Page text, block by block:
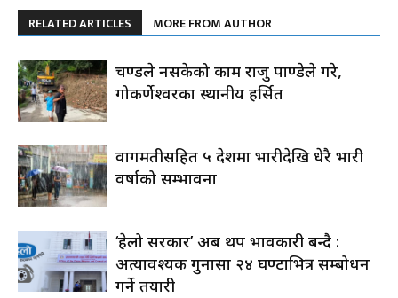
RELATED ARTICLES MORE FROM AUTHOR
प्रचण्डले नसकेको काम राजु पाण्डेले गरे,
गोकर्णेश्वरका स्थानीय हर्सित
वागमतीसहित ५ प्रदेशमा भारीदेखि धेरै भारी
वर्षाको सम्भावना
‘हेलो सरकार’ अब थप प्रभावकारी बन्दै :
अत्यावश्यक गुनासा २४ घण्टाभित्र सम्बोधन
गर्ने तयारी